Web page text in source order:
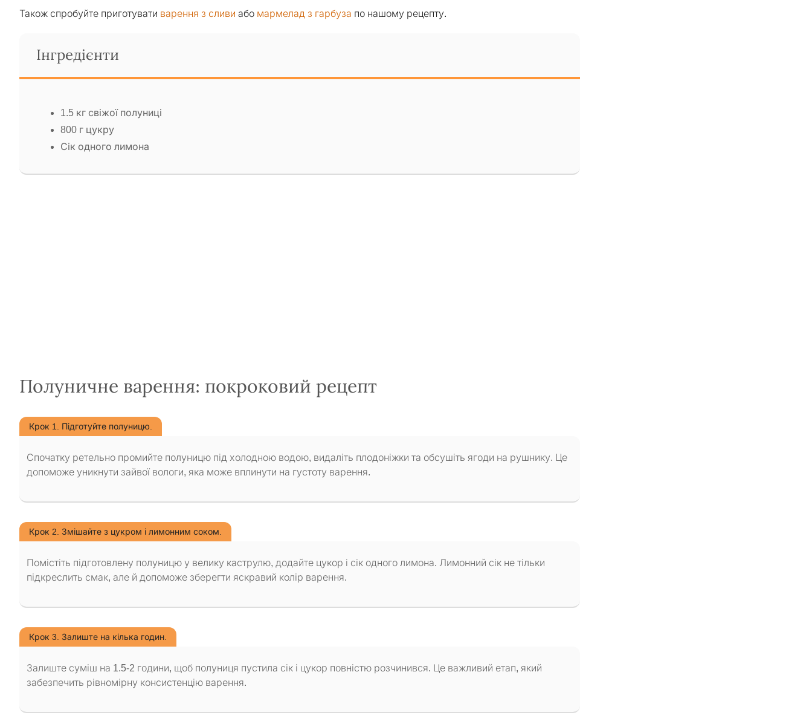
Також спробуйте приготувати варення з сливи або мармелад з гарбуза по нашому рецепту.
Інгредієнти
1.5 кг свіжої полуниці
800 г цукру
Сік одного лимона
Полуничне варення: покроковий рецепт
Крок 1. Підготуйте полуницю.
Спочатку ретельно промийте полуницю під холодною водою, видаліть плодоніжки та обсушіть ягоди на рушнику. Це
допоможе уникнути зайвої вологи, яка може вплинути на густоту варення.
Крок 2. Змішайте з цукром і лимонним соком.
Помістіть підготовлену полуницю у велику каструлю, додайте цукор і сік одного лимона. Лимонний сік не тільки
підкреслить смак, але й допоможе зберегти яскравий колір варення.
Крок 3. Залиште на кілька годин.
Залиште суміш на 1.5-2 години, щоб полуниця пустила сік і цукор повністю розчинився. Це важливий етап, який
забезпечить рівномірну консистенцію варення.